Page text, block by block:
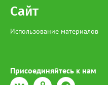
Сайт
Использование материалов
Присоединяйтесь к нам